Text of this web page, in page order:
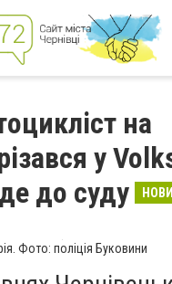
на
у
до суду
Фото: поліція Буковини